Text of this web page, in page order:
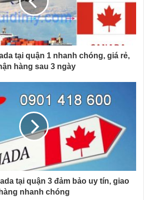
tại quận 1 nhanh chóng, giá rẻ,
hàng sau 3 ngày
tại quận 3 đảm bảo uy tín, giao
hàng nhanh chóng